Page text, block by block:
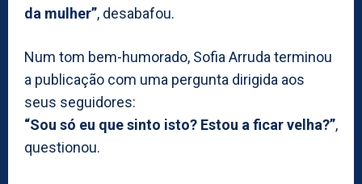
da mulher”, desabafou.
Num tom bem-humorado, Sofia Arruda terminou
a publicação com uma pergunta dirigida aos
seus seguidores:
“Sou só eu que sinto isto? Estou a ficar velha?”,
questionou.